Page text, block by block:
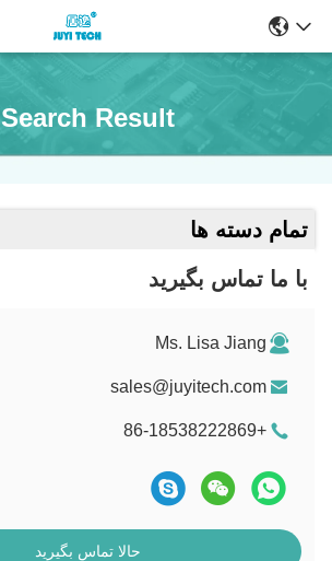
Search Result
تمام دسته ها
با ما تماس بگیرید
Ms. Lisa Jiang
sales@juyitech.com
+86-18538222869
حالا تماس بگیرید